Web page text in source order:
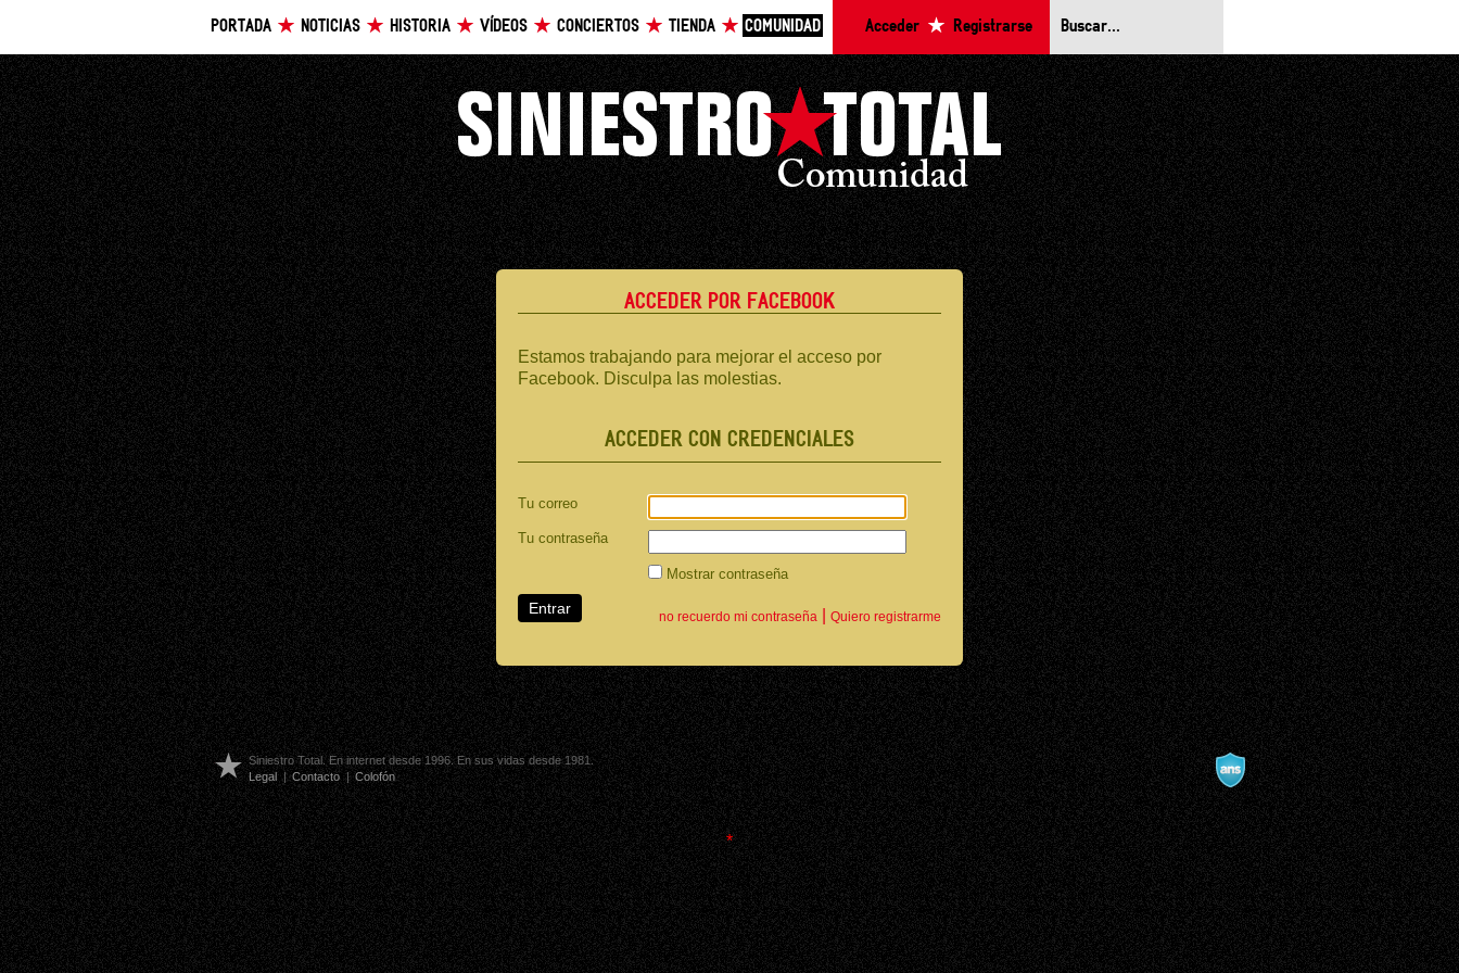
PORTADA NOTICIAS HISTORIA VÍDEOS CONCIERTOS TIENDA COMUNIDAD Acceder Registrarse
ACCEDER POR FACEBOOK
Estamos trabajando para mejorar el acceso por
Facebook. Disculpa las molestias.
ACCEDER CON CREDENCIALES
Tu correo
Tu contraseña
Mostrar contraseña
no recuerdo mi contraseña Quiero registrarme
Siniestro Total. En internet desde 1996. En sus vidas desde 1981.
Legal | Contacto | Colofón
*